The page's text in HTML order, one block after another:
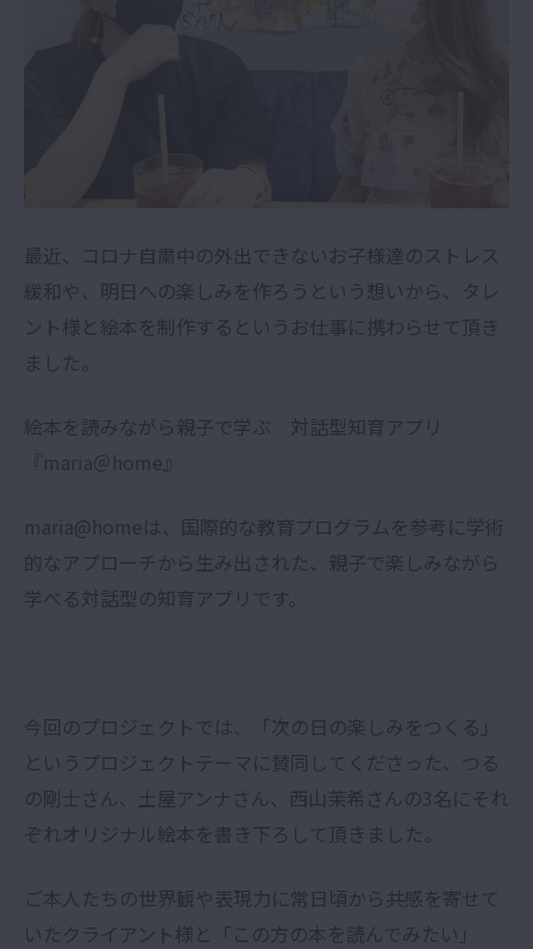
最近、コロナ自粛中の外出できないお子様達のストレス
緩和や、明日への楽しみを作ろうという想いから、タレ
ント様と絵本を制作するというお仕事に携わらせて頂き
ました。
絵本を読みながら親子で学ぶ 対話型知育アプリ
『maria＠home』
maria@homeは、国際的な教育プログラムを参考に学術
的なアプローチから生み出された、親子で楽しみながら
学べる対話型の知育アプリです。
今回のプロジェクトでは、「次の日の楽しみをつくる」
というプロジェクトテーマに賛同してくださった、つる
の剛士さん、土屋アンナさん、西山茉希さんの3名にそれ
ぞれオリジナル絵本を書き下ろして頂きました。
ご本人たちの世界観や表現力に常日頃から共感を寄せて
いたクライアント様と「この方の本を読んでみたい」